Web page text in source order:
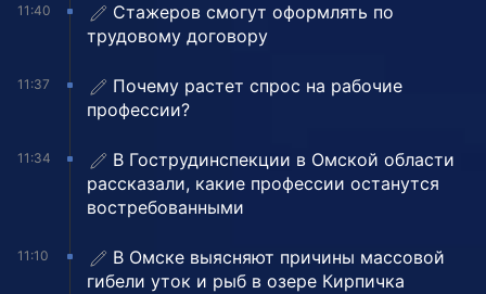
11:40
Стажеров смогут оформлять по
трудовому договору
11:37
Почему растет спрос на рабочие
профессии?
11:34
В Гострудинспекции в Омской области
рассказали, какие профессии останутся
востребованными
11:10
В Омске выясняют причины массовой
гибели уток и рыб в озере Кирпичка